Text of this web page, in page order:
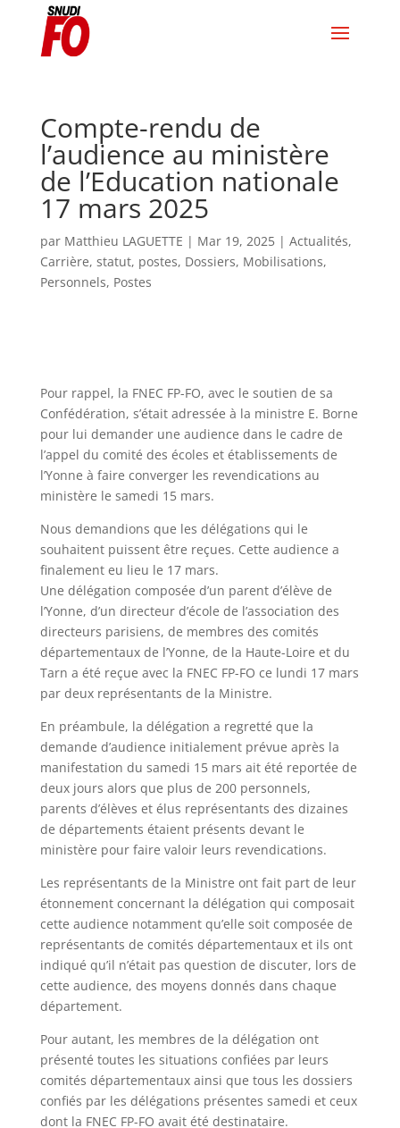
Compte-rendu de
l’audience au ministère
de l’Education nationale
17 mars 2025
par Matthieu LAGUETTE | Mar 19, 2025| Actualités,
Carrière, statut, postes, Dossiers, Mobilisations,
Personnels, Postes
Pour rappel, la FNEC FP-FO, avec le soutien de sa
Confédération, s’était adressée à la ministre E. Borne
pour lui demander une audience dans le cadre de
l’appel du comité des écoles et établissements de
l’Yonne à faire converger les revendications au
ministère le samedi 15 mars.
Nous demandions que les délégations qui le
souhaitent puissent être reçues. Cette audience a
finalement eu lieu le 17 mars.
Une délégation composée d’un parent d’élève de
l’Yonne, d’un directeur d’école de l’association des
directeurs parisiens, de membres des comités
départementaux de l’Yonne, de la Haute-Loire et du
Tarn a été reçue avec la FNEC FP-FO ce lundi 17 mars
par deux représentants de la Ministre.
En préambule, la délégation a regretté que la
demande d’audience initialement prévue après la
manifestation du samedi 15 mars ait été reportée de
deux jours alors que plus de 200 personnels,
parents d’élèves et élus représentants des dizaines
de départements étaient présents devant le
ministère pour faire valoir leurs revendications.
Les représentants de la Ministre ont fait part de leur
étonnement concernant la délégation qui composait
cette audience notamment qu’elle soit composée de
représentants de comités départementaux et ils ont
indiqué qu’il n’était pas question de discuter, lors de
cette audience, des moyens donnés dans chaque
département.
Pour autant, les membres de la délégation ont
présenté toutes les situations confiées par leurs
comités départementaux ainsi que tous les dossiers
confiés par les délégations présentes samedi et ceux
dont la FNEC FP-FO avait été destinataire.